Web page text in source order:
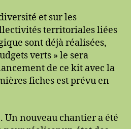
et sur les
territoriales liées
sont déjà réalisées,
verts » le sera
de ce kit avec la
fiches est prévu en
. Un nouveau chantier a été